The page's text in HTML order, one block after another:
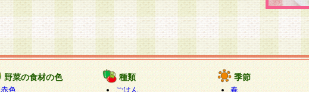
野菜の食材の色
赤色
種類
ごはん
季節
春